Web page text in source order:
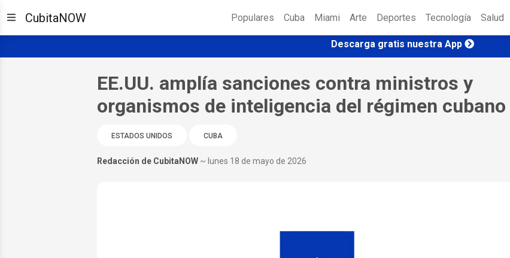
CubitaNOW Populares Cuba Miami Arte Deportes Tecnología Salud
Descarga gratis nuestra App
EE.UU. amplía sanciones contra ministros y
organismos de inteligencia del régimen cubano
ESTADOS UNIDOS CUBA
Redacción de CubitaNOW ~ lunes 18 de mayo de 2026